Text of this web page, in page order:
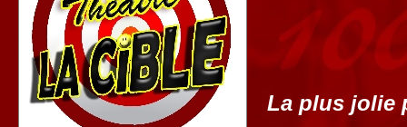
La plus jolie